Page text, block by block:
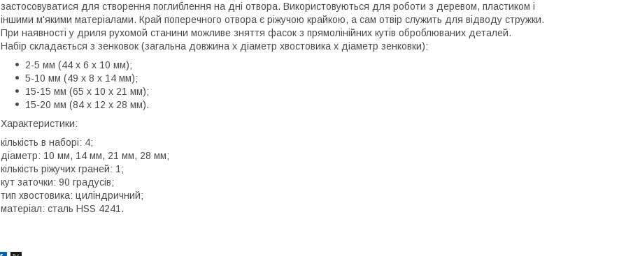
застосовуватися для створення поглиблення на дні отвора. Використовуються для роботи з деревом, пластиком і
іншими м'якими матеріалами. Край поперечного отвора є ріжучою крайкою, а сам отвір служить для відводу стружки.
При наявності у дриля рухомой станини можливе зняття фасок з прямолінійних кутів оброблюваних деталей.
Набір складається з зенковок (загальна довжина х діаметр хвостовика х діаметр зенковки):
2-5 мм (44 х 6 х 10 мм);
5-10 мм (49 х 8 х 14 мм);
15-15 мм (65 х 10 х 21 мм);
15-20 мм (84 х 12 х 28 мм).
Характеристики:
кількість в наборі: 4;
діаметр: 10 мм, 14 мм, 21 мм, 28 мм;
кількість ріжучих граней: 1;
кут заточки: 90 градусів;
тип хвостовика: циліндричний;
матеріал: сталь HSS 4241.